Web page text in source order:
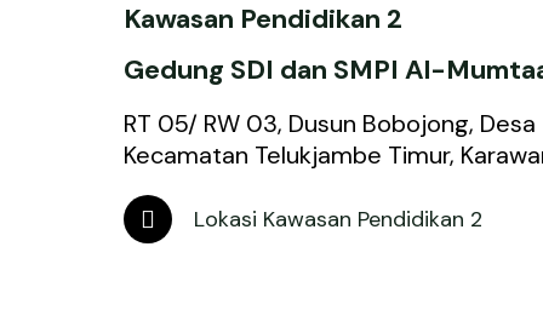
m
r
k
e
-
l
t
Kawasan Pendidikan 2
Gedung SDI dan SMPI Al-
RT 05/ RW 03, Dusun Bobojong, Desa
Kecamatan Telukjambe Timur,
M
a
p
Lokasi Kawasan Pendidikan 2